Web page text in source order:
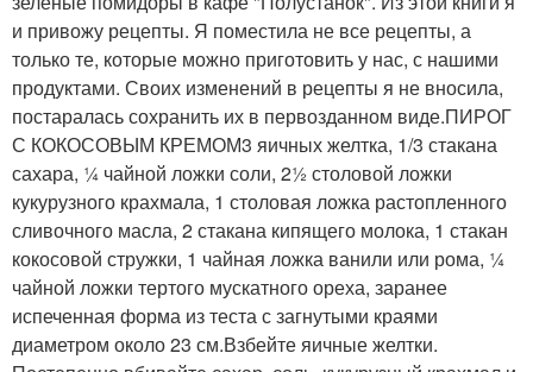
и привожу рецепты. Я поместила не все рецепты, а
только те, которые можно приготовить у нас, с нашими
продуктами. Своих изменений в рецепты я не вносила,
постаралась сохранить их в первозданном виде.ПИРОГ
С КОКОСОВЫМ КРЕМОМ3 яичных желтка, 1/3 стакана
сахара, ¼ чайной ложки соли, 2½ столовой ложки
кукурузного крахмала, 1 столовая ложка растопленного
сливочного масла, 2 стакана кипящего молока, 1 стакан
кокосовой стружки, 1 чайная ложка ванили или рома, ¼
чайной ложки тертого мускатного ореха, заранее
испеченная форма из теста с загнутыми краями
диаметром около 23 см.Взбейте яичные желтки.